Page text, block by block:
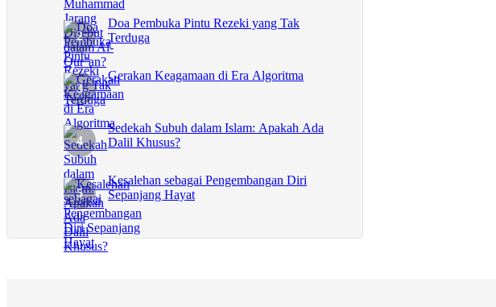
Doa Pembuka Pintu Rezeki yang Tak
Terduga
Gerakan Keagamaan di Era Algoritma
Sedekah Subuh dalam Islam: Apakah Ada
Dalil Khusus?
Kesalehan sebagai Pengembangan Diri
Sepanjang Hayat